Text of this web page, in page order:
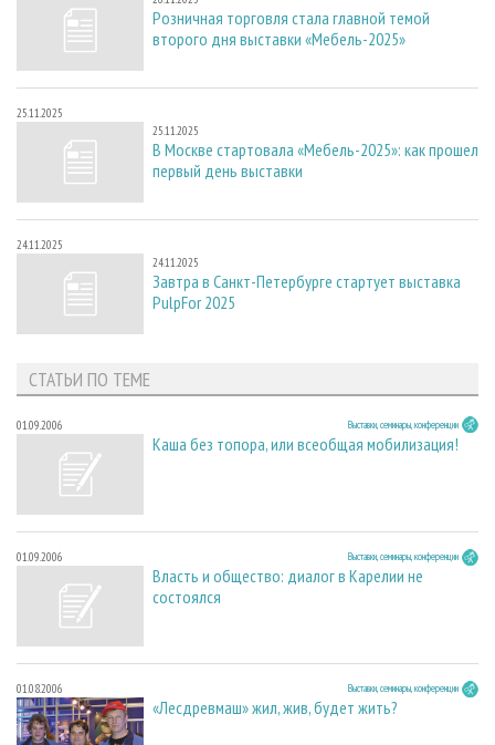
Розничная торговля стала главной темой
второго дня выставки «Мебель-2025»
25.11.2025
25.11.2025
В Москве стартовала «Мебель-2025»: как прошел
первый день выставки
24.11.2025
24.11.2025
Завтра в Санкт-Петербурге стартует выставка
PulpFor 2025
СТАТЬИ ПО ТЕМЕ
01.09.2006 Выставки, семинары, конференции
Каша без топора, или всеобщая мобилизация!
01.09.2006 Выставки, семинары, конференции
Власть и общество: диалог в Карелии не
состоялся
01.08.2006 Выставки, семинары, конференции
«Лесдревмаш» жил, жив, будет жить?